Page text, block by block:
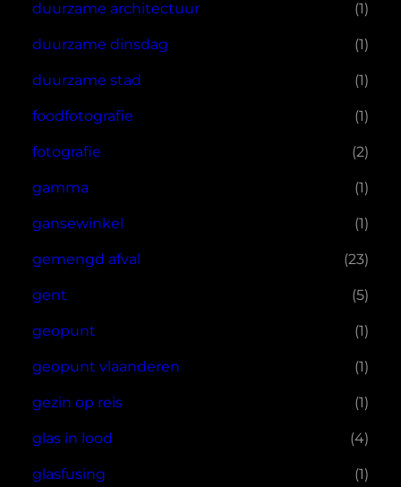
duurzame architectuur (1)
duurzame dinsdag (1)
duurzame stad (1)
foodfotografie (1)
fotografie (2)
gamma (1)
gansewinkel (1)
gemengd afval (23)
gent (5)
geopunt (1)
geopunt vlaanderen (1)
gezin op reis (1)
glas in lood (4)
glasfusing (1)